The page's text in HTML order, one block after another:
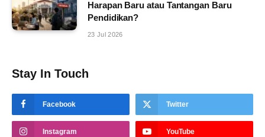
Harapan Baru atau Tantangan Baru
Pendidikan?
23 Jul 2026
Stay In Touch
Facebook Twitter
Instagram YouTube